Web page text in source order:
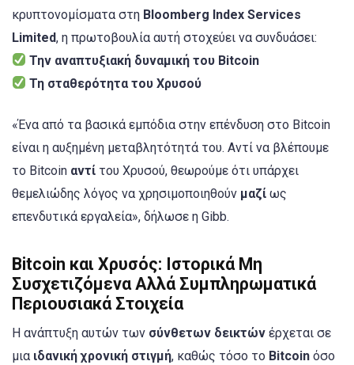
κρυπτονομίσματα στη Bloomberg Index Services
Limited, η πρωτοβουλία αυτή στοχεύει να συνδυάσει:
Την αναπτυξιακή δυναμική του Bitcoin
Τη σταθερότητα του Χρυσού
«Ένα από τα βασικά εμπόδια στην επένδυση στο Bitcoin
είναι η αυξημένη μεταβλητότητά του. Αντί να βλέπουμε
το Bitcoin αντί του Χρυσού, θεωρούμε ότι υπάρχει
θεμελιώδης λόγος να χρησιμοποιηθούν μαζί ως
επενδυτικά εργαλεία», δήλωσε η Gibb.
Bitcoin και Χρυσός: Ιστορικά Μη
Συσχετιζόμενα Αλλά Συμπληρωματικά
Περιουσιακά Στοιχεία
Η ανάπτυξη αυτών των σύνθετων δεικτών έρχεται σε
μια ιδανική χρονική στιγμή, καθώς τόσο το Bitcoin όσο